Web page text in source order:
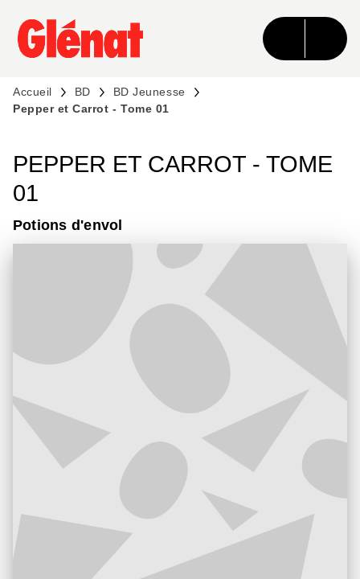
MENU RECHERCHE CONTENU
PIED DE PAGE
Accueil BD
BD Jeunesse
Pepper et Carrot - Tome 01
PEPPER ET CARROT - TOME
01
Potions d'envol